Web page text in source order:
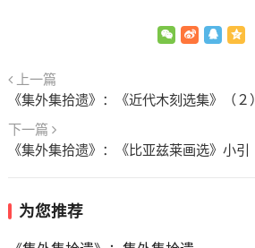
上一篇
《集外集拾遗》：《近代木刻选集》（２
下一篇
《集外集拾遗》：《比亚兹莱画选》小引
为您推荐